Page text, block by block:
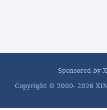
Sponsored by
Copyright © 2000- 2026